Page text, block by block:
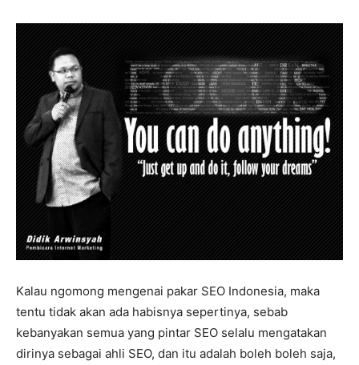
Kalau ngomong mengenai pakar SEO Indonesia, maka
tentu tidak akan ada habisnya sepertinya, sebab
kebanyakan semua yang pintar SEO selalu mengatakan
dirinya sebagai ahli SEO, dan itu adalah boleh boleh saja,